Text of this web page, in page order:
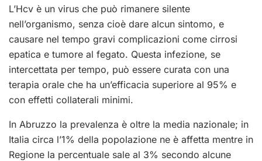
L’Hcv è un virus che può rimanere silente
nell’organismo, senza cioè dare alcun sintomo, e
causare nel tempo gravi complicazioni come cirrosi
epatica e tumore al fegato. Questa infezione, se
intercettata per tempo, può essere curata con una
terapia orale che ha un’efficacia superiore al 95% e
con effetti collaterali minimi.
In Abruzzo la prevalenza è oltre la media nazionale; in
Italia circa l’1% della popolazione ne è affetta mentre in
Regione la percentuale sale al 3% secondo alcune